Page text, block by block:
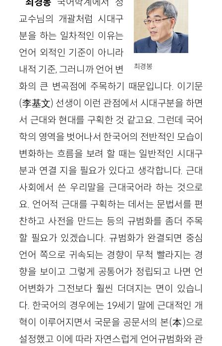
최경봉
교수님의 개괄처럼 시대구
분을 하는 일차적인 이유는
언어 외적인 기준이 아니라
내적 기준, 그러니까 언어 변
화의 큰 변곡점에 주목하기 때문입니다. 이기문
(李基文) 선생이 이런 관점에서 시대구분을 하면
서 근대와 현대를 구획한 것 같고요. 그런데 국어
학의 영역을 벗어나서 한국어의 전반적인 모습이
변화하는 흐름을 보려 할 때는 일반적인 시대구
분과 연결 지을 필요가 있다고 생각합니다. 근대
사회에서 쓴 우리말을 근대국어라 하는 것으로
요. 언어적 근대를 구획하는 데서는 문법서를 편
찬하고 사전을 만드는 등의 규범화를 좀더 주목
할 필요가 있겠습니다. 규범화가 완결되면 중심
언어 쪽으로 귀속되는 경향이 무척 빨라지는 경
향을 보이고 그렇게 공통어가 정립되고 나면 언
어변화가 그전보다 훨씬 더뎌지는 면이 있습니
다. 한국어의 경우에는 19세기 말에 근대적인 개
혁이 이루어지면서 국문을 공문서의 본(本)으로
설정했고 이에 따라 자연스럽게 언어규범화와 관